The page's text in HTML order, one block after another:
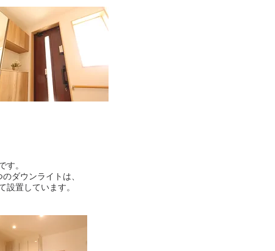
す。
ダウンライトは、
置しています。